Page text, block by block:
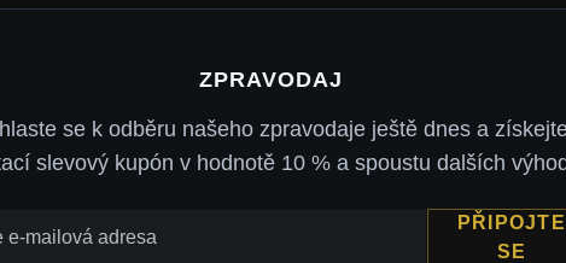
ZPRAVODAJ
se k odběru našeho zpravodaje ještě dnes a
slevový kupón v hodnotě 10 % a spoustu dalších
PŘIPOJTE
SE